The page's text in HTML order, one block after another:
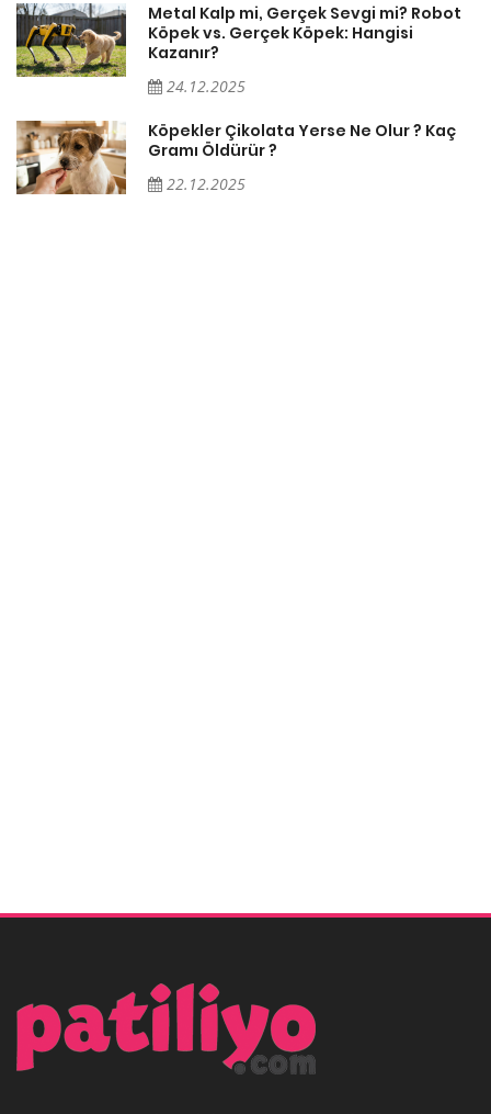
Metal Kalp mi, Gerçek Sevgi mi? Robot
Köpek vs. Gerçek Köpek: Hangisi
Kazanır?
24.12.2025
Köpekler Çikolata Yerse Ne Olur ? Kaç
Gramı Öldürür ?
22.12.2025